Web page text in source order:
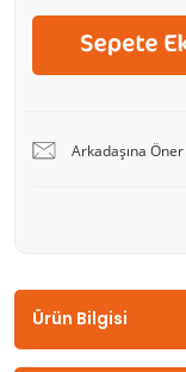
Arkadaşına Öner
Ürün Bilgisi